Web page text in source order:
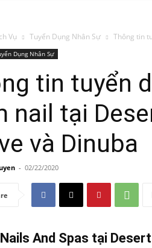
Vụ Tuyển Dụng Nhân Sự Thông tin
Dụng Nhân Sự
tin tuyển
nail tại
và Dinuba
- 02/22/2020
And Spas tại